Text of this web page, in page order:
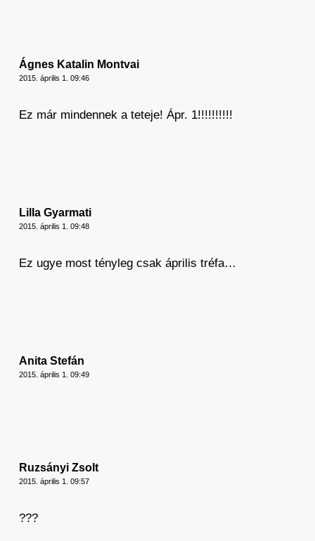
Ágnes Katalin Montvai
2015. április 1. 09:46
Ez már mindennek a teteje! Ápr. 1!!!!!!!!!!
Lilla Gyarmati
2015. április 1. 09:48
Ez ugye most tényleg csak április tréfa…
Anita Stefán
2015. április 1. 09:49
Ruzsányi Zsolt
2015. április 1. 09:57
???